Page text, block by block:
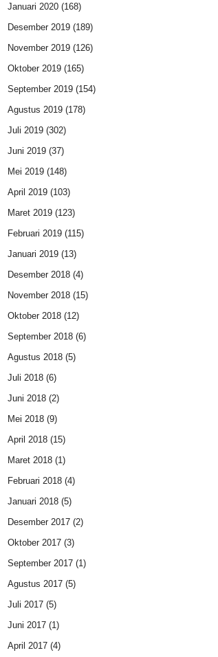
Januari 2020(168)
Desember 2019(189)
November 2019(126)
Oktober 2019(165)
September 2019(154)
Agustus 2019(178)
Juli 2019(302)
Juni 2019(37)
Mei 2019(148)
April 2019(103)
Maret 2019(123)
Februari 2019(115)
Januari 2019(13)
Desember 2018(4)
November 2018(15)
Oktober 2018(12)
September 2018(6)
Agustus 2018(5)
Juli 2018(6)
Juni 2018(2)
Mei 2018(9)
April 2018(15)
Maret 2018(1)
Februari 2018(4)
Januari 2018(5)
Desember 2017(2)
Oktober 2017(3)
September 2017(1)
Agustus 2017(5)
Juli 2017(5)
Juni 2017(1)
April 2017(4)